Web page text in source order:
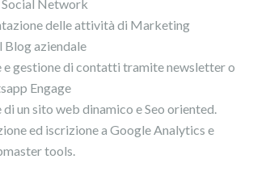
Network
delle attività di Marketing
aziendale
e gestione di contatti tramite newsletter o
Engage
di un sito web dinamico e Seo oriented.
ed iscrizione a Google Analytics e
tools.